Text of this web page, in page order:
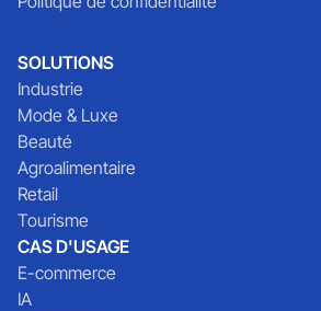
SOLUTIONS
Industrie
Mode & Luxe
Beauté
Agroalimentaire
Retail
Tourisme
CAS D'USAGE
E-commerce
IA